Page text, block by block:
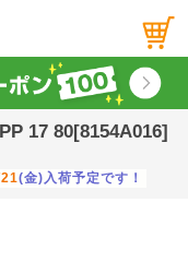
17 80[8154A016]
(金)入荷予定です！